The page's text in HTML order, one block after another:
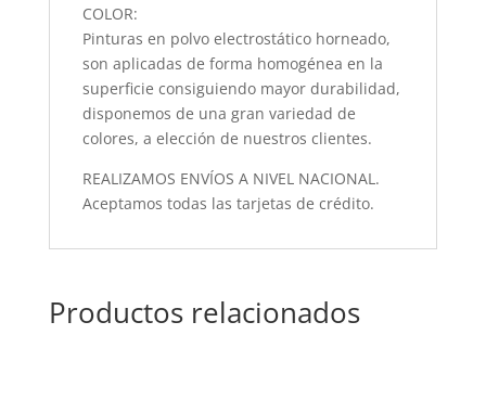
COLOR:
Pinturas en polvo electrostático horneado,
son aplicadas de forma homogénea en la
superficie consiguiendo mayor durabilidad,
disponemos de una gran variedad de
colores, a elección de nuestros clientes.
REALIZAMOS ENVÍOS A NIVEL NACIONAL.
Aceptamos todas las tarjetas de crédito.
Productos relacionados